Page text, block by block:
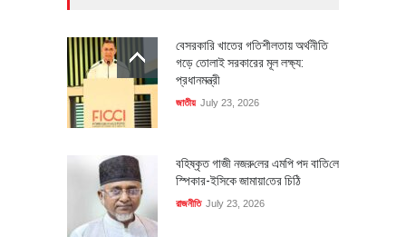
বেসরকারি খাতের গতিশীলতায় অর্থনীতি
গড়ে তোলাই সরকারের মূল লক্ষ্য:
প্রধানমন্ত্রী
জাতীয় July 23, 2026
বহিষ্কৃত গাজী নজরু‌লের এম‌পি পদ বা‌তি‌লে
স্পিকার-ইসিকে জামায়া‌তের চি‌ঠি
রাজনীতি July 23, 2026